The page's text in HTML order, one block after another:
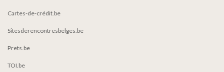
Cartes-de-crédit.be
Sitesderencontresbelges.be
Prets.be
TOI.be